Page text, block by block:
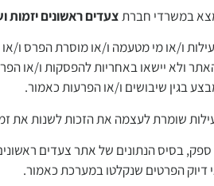
במשרדי חברתצעדים ראשונים יזמות
ו/או מי מטעמה ו/או מוסרת הפרס ו/
ולא יישאו באחריות להפסקות ו/או
בגין שיבושים ו/או הפרעות כאמור.
שומרת לעצמה את הזכות לשנות את
בסיס הנתונים של אתר צעדים
דיוק הפרטים שנקלטו במערכת כאמור.